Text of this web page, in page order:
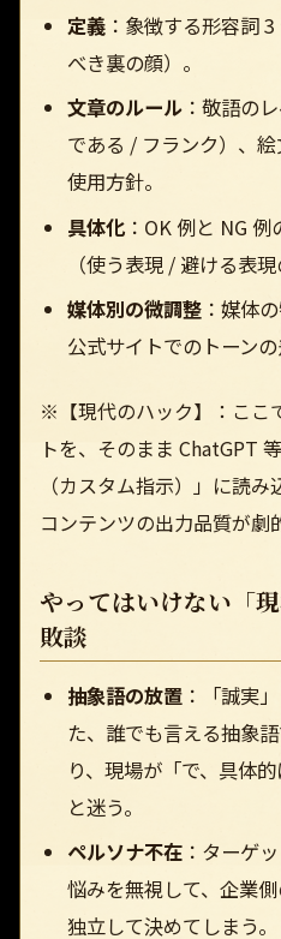
定義：象徴する形容詞
べき裏の顔）。
文章のルール：敬語の
である / フランク）、
使用方針。
具体化：OK 例と NG
（使う表現 / 避ける表現
媒体別の微調整：媒体
公式サイトでのトーンの
※【現代のハック】：ここ
トを、そのまま ChatGPT
（カスタム指示）」に読
コンテンツの出力品質が劇
やってはいけない「
敗談
抽象語の放置：「誠実
た、誰でも言える抽象
り、現場が「で、具体
と迷う。
ペルソナ不在：ターゲ
悩みを無視して、企業
独立して決めてしまう。